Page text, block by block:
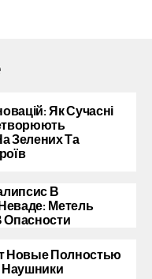
Як Сучасні
Зелених Та
В
Метель
Новые Полностью